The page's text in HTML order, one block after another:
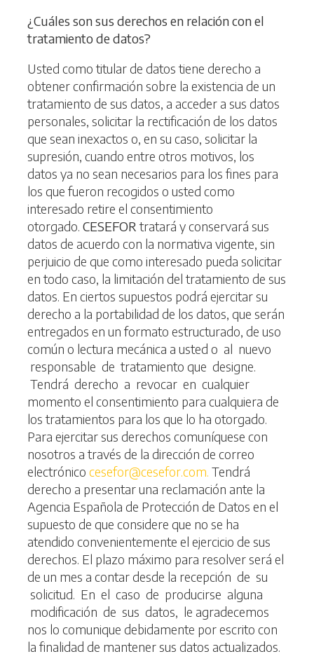
¿Cuáles son sus derechos en relación con el
tratamiento de datos?
Usted como titular de datos tiene derecho a
obtener confirmación sobre la existencia de un
tratamiento de sus datos, a acceder a sus datos
personales, solicitar la rectificación de los datos
que sean inexactos o, en su caso, solicitar la
supresión, cuando entre otros motivos, los
datos ya no sean necesarios para los fines para
los que fueron recogidos o usted como
interesado retire el consentimiento
otorgado. CESEFORtratará y conservará sus
datos de acuerdo con la normativa vigente, sin
perjuicio de que como interesado pueda solicitar
en todo caso, la limitación del tratamiento de sus
datos. En ciertos supuestos podrá ejercitar su
derecho a la portabilidad de los datos, que serán
entregados en un formato estructurado, de uso
común o lectura mecánica a usted o al nuevo
responsable de tratamiento que designe.
Tendrá derecho a revocar en cualquier
momento el consentimiento para cualquiera de
los tratamientos para los que lo ha otorgado.
Para ejercitar sus derechos comuníquese con
nosotros a través de la dirección de correo
electrónico cesefor@cesefor.com. Tendrá
derecho a presentar una reclamación ante la
Agencia Española de Protección de Datos en el
supuesto de que considere que no se ha
atendido convenientemente el ejercicio de sus
derechos. El plazo máximo para resolver será el
de un mes a contar desde la recepción de su
solicitud. En el caso de producirse alguna
modificación de sus datos, le agradecemos
nos lo comunique debidamente por escrito con
la finalidad de mantener sus datos actualizados.